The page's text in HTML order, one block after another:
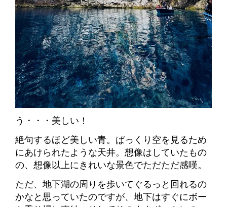
う・・・美しい！
絶句するほど美しい青。ぱっくり空を見るため
にあけられたような天井。想像はしていたもの
の、想像以上にきれいな景色でただただ感嘆。
ただ、地下湖の周りを歩いてぐるっと回れるの
かなと思っていたのですが、地下はすぐにボー